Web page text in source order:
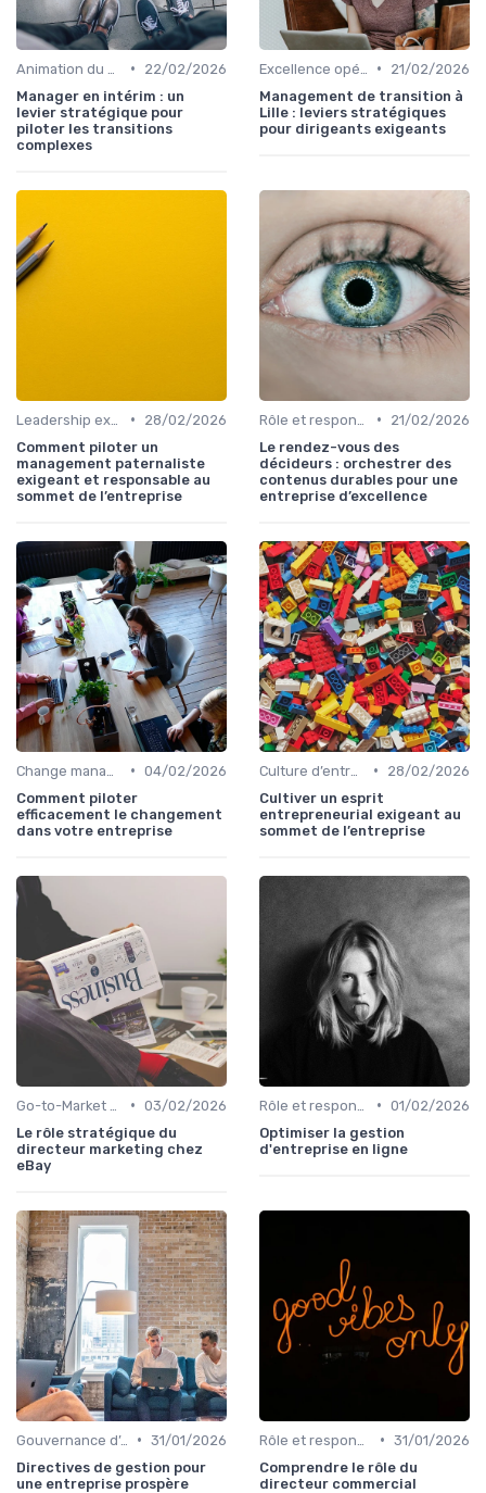
•
22/02/2026
Manager en intérim : un
levier stratégique pour
piloter les transitions
complexes
•
21/02/2026
Management de transition à
Lille : leviers stratégiques
pour dirigeants exigeants
•
28/02/2026
Comment piloter un
management paternaliste
exigeant et responsable au
sommet de l’entreprise
•
21/02/2026
Le rendez-vous des
décideurs : orchestrer des
contenus durables pour une
entreprise d’excellence
• 04/02/2026
Comment piloter
efficacement le changement
dans votre entreprise
•
28/02/2026
Cultiver un esprit
entrepreneurial exigeant au
sommet de l’entreprise
• 03/02/2026
Le rôle stratégique du
directeur marketing chez
eBay
• 01/02/2026
Optimiser la gestion
d'entreprise en ligne
Gouvernance d’entreprise • 31/01/2026
Directives de gestion pour
une entreprise prospère
• 31/01/2026
Comprendre le rôle du
directeur commercial